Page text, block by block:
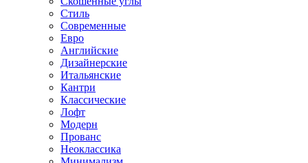
Стиль
Современные
Евро
Английские
Дизайнерские
Итальянские
Кантри
Классические
Лофт
Модерн
Прованс
Неоклассика